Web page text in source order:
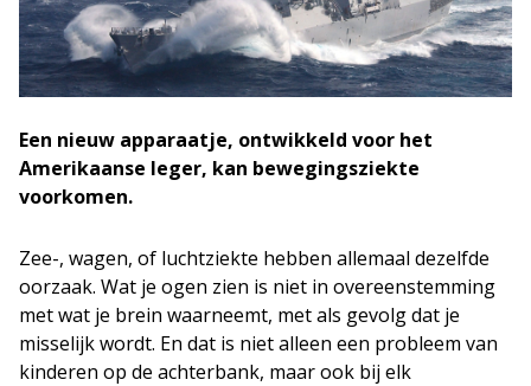
Een nieuw apparaatje, ontwikkeld voor het
Amerikaanse leger, kan bewegingsziekte
voorkomen.
Zee-, wagen, of luchtziekte hebben allemaal dezelfde
oorzaak. Wat je ogen zien is niet in overeenstemming
met wat je brein waarneemt, met als gevolg dat je
misselijk wordt. En dat is niet alleen een probleem van
kinderen op de achterbank, maar ook bij elk